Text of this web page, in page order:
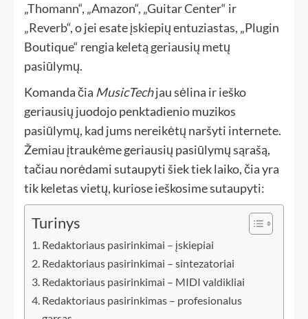
„Thomann“, „Amazon“, „Guitar Center“ ir
„Reverb“, o jei esate įskiepių entuziastas, „Plugin
Boutique“ rengia keletą geriausių metų
pasiūlymų.
Komanda čia MusicTechjau sėlina ir ieško
geriausių juodojo penktadienio muzikos
pasiūlymų, kad jums nereikėtų naršyti internete.
Žemiau įtraukėme geriausių pasiūlymų sąrašą,
tačiau norėdami sutaupyti šiek tiek laiko, čia yra
tik keletas vietų, kuriose ieškosime sutaupyti:
Turinys
Redaktoriaus pasirinkimai – įskiepiai
Redaktoriaus pasirinkimai – sintezatoriai
Redaktoriaus pasirinkimai – MIDI valdikliai
Redaktoriaus pasirinkimas – profesionalus